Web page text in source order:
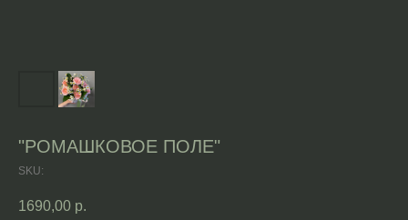
"РОМАШКОВОЕ ПОЛЕ"
SKU:
1690,00 р.